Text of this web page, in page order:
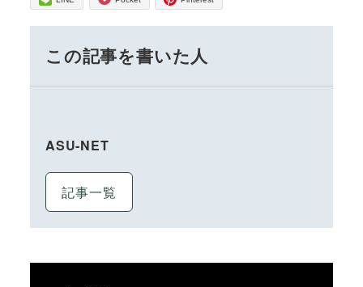
この記事を書いた人
ASU-NET
記事一覧